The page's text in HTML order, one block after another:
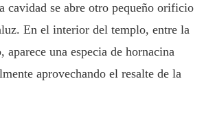
cavidad se abre otro pequeño orificio
En el interior del templo, entre la
aparece una especia de hornacina
aprovechando el resalte de la